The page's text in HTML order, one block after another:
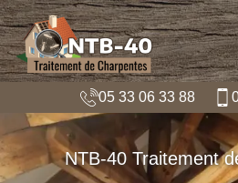
05 33 06 33 88
NTB-40 Traitement